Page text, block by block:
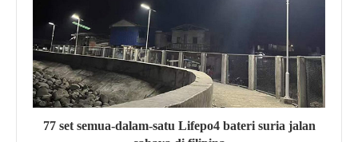
77 set semua-dalam-satu Lifepo4 bateri suria jalan